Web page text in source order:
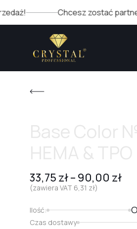
Chcesz zostać partnerem
33,75 zł– 90,00 zł
(zawiera VAT 6,31 zł)
Ilość:
Czas dostawy